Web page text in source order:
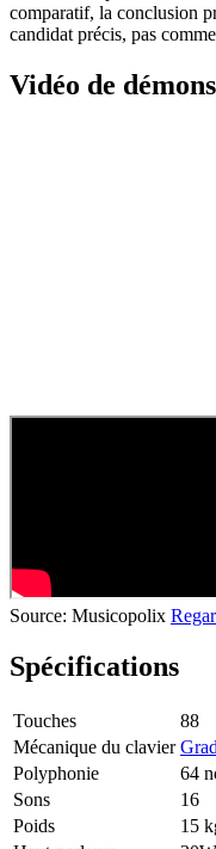
comparatif, la conclusion
candidat précis, pas
Vidéo de
Source: Musicopolix
Spécifications
Touches
88
Mécanique du clavier
Polyphonie
64
Sons
16
Poids
15